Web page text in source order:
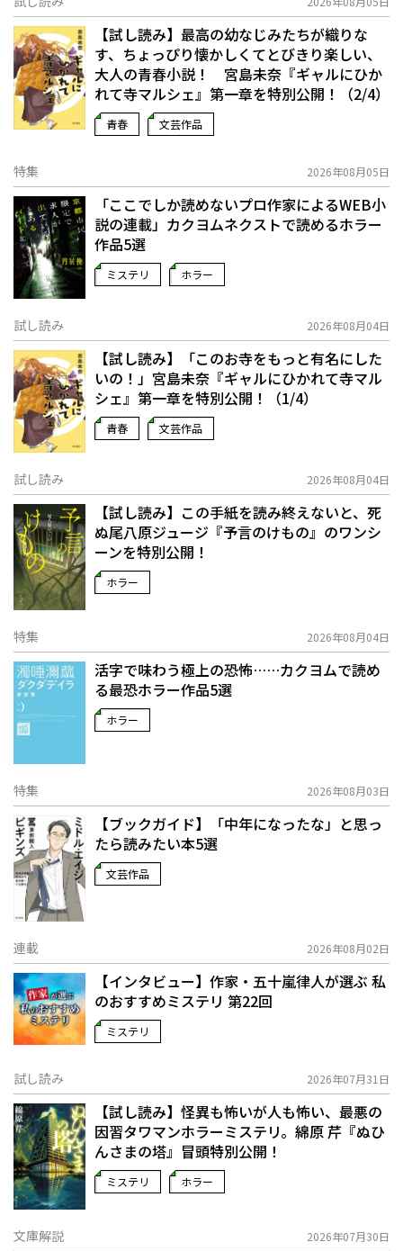
【試し読み】最高の幼なじみたちが織りな
す、ちょっぴり懐かしくてとびきり楽しい、
大人の青春小説！ 宮島未奈『ギャルにひか
れて寺マルシェ』第一章を特別公開！（2/4）
青春 文芸作品
特集 2026年08月05日
「ここでしか読めないプロ作家によるWEB小
説の連載」――カクヨムネクストで読めるホラー
作品5選
ミステリ ホラー
試し読み 2026年08月04日
【試し読み】「このお寺をもっと有名にした
いの！」宮島未奈『ギャルにひかれて寺マル
シェ』第一章を特別公開！（1/4）
青春 文芸作品
試し読み 2026年08月04日
【試し読み】この手紙を読み終えないと、死
ぬ――尾八原ジュージ『予言のけもの』のワンシ
ーンを特別公開！
ホラー
特集 2026年08月04日
活字で味わう極上の恐怖……カクヨムで読め
る最恐ホラー作品5選
ホラー
特集 2026年08月03日
【ブックガイド】「中年になったな」と思っ
たら読みたい本5選
文芸作品
連載 2026年08月02日
【インタビュー】作家・五十嵐律人が選ぶ 私
のおすすめミステリ 第22回
ミステリ
試し読み 2026年07月31日
【試し読み】怪異も怖いが人も怖い、最悪の
因習タワマンホラーミステリ。綿原 芹『ぬひ
んさまの塔』冒頭特別公開！
ミステリ ホラー
文庫解説 2026年07月30日